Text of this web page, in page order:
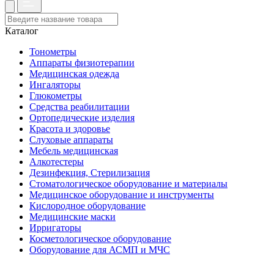
Каталог
Тонометры
Аппараты физиотерапии
Медицинская одежда
Ингаляторы
Глюкометры
Средства реабилитации
Ортопедические изделия
Красота и здоровье
Слуховые аппараты
Мебель медицинская
Алкотестеры
Дезинфекция, Стерилизация
Стоматологическое оборудование и материалы
Медицинское оборудование и инструменты
Кислородное оборудование
Медицинские маски
Ирригаторы
Косметологическое оборудование
Оборудование для АСМП и МЧС